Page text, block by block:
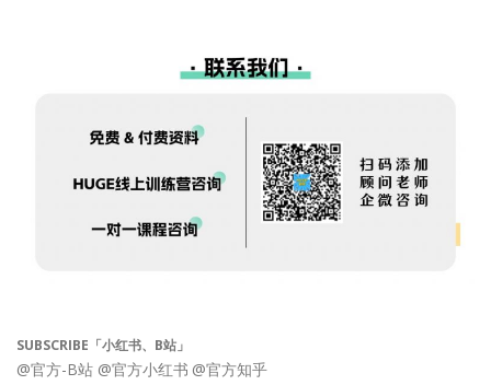
SUBSCRIBE「小红书、B站」
@官方-B站 @官方小红书 @官方知乎